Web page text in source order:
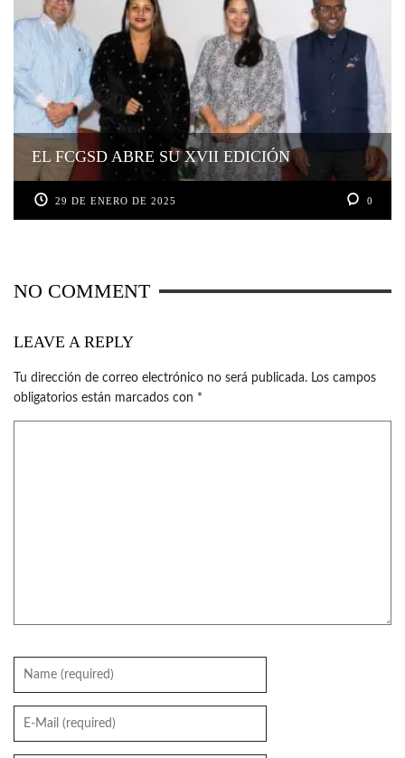
EL FCGSD ABRE SU XVII EDICIÓN
29 DE ENERO DE 2025 0
NO COMMENT
LEAVE A REPLY
Tu dirección de correo electrónico no será publicada. Los campos
obligatorios están marcados con *